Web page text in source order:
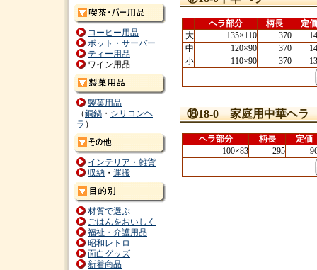
ヘラ部分 柄長
定価
大
135×110 370
中
120×90 370
小
110×90 370
⑱18-0 家庭用中華ヘラ
ヘラ部分 柄長
定価
100×83
295
コーヒー用品
ポット・サーバー
ティー用品
ワイン用品
製菓用品
（銅鍋 ・ シリコンヘ
ラ ）
インテリア・雑貨
収納 ・ 運搬
材質で選ぶ
ごはんをおいしく
福祉・介護用品
昭和レトロ
面白グッズ
新着商品